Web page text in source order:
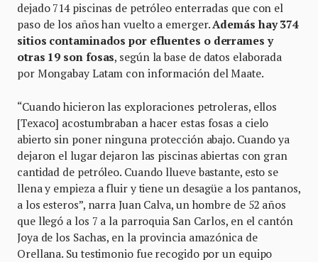
dejado 714 piscinas de petróleo enterradas que con el
paso de los años han vuelto a emerger.Además hay 374
sitios contaminados por efluentes o derrames y
otras 19 son fosas, según la base de datos elaborada
por Mongabay Latam con información del Maate.
“Cuando hicieron las exploraciones petroleras, ellos
[Texaco] acostumbraban a hacer estas fosas a cielo
abierto sin poner ninguna protección abajo. Cuando ya
dejaron el lugar dejaron las piscinas abiertas con gran
cantidad de petróleo. Cuando llueve bastante, esto se
llena y empieza a fluir y tiene un desagüe a los pantanos,
a los esteros”, narra Juan Calva, un hombre de 52 años
que llegó a los 7 a la parroquia San Carlos, en el cantón
Joya de los Sachas, en la provincia amazónica de
Orellana. Su testimonio fue recogido por un equipo